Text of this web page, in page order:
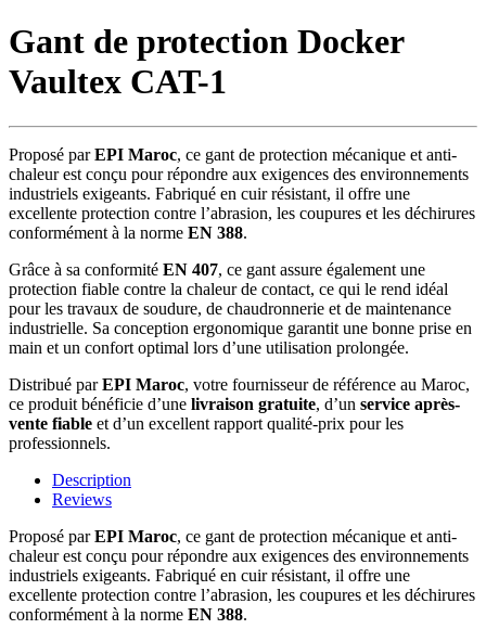
Gant de protection Docker
Vaultex CAT-1
Proposé parEPI Maroc, ce gant de protection mécanique et anti-
chaleur est conçu pour répondre aux exigences des environnements
industriels exigeants. Fabriqué en cuir résistant, il offre une
excellente protection contre l’abrasion, les coupures et les déchirures
conformément à la norme EN 388.
Grâce à sa conformité EN 407, ce gant assure également une
protection fiable contre la chaleur de contact, ce qui le rend idéal
pour les travaux de soudure, de chaudronnerie et de maintenance
industrielle. Sa conception ergonomique garantit une bonne prise en
main et un confort optimal lors d’une utilisation prolongée.
Distribué parEPI Maroc, votre fournisseur de référence au Maroc,
ce produit bénéficie d’une livraison gratuite, d’un service après-
vente fiable et d’un excellent rapport qualité-prix pour les
professionnels.
Description
Reviews
Proposé parEPI Maroc, ce gant de protection mécanique et anti-
chaleur est conçu pour répondre aux exigences des environnements
industriels exigeants. Fabriqué en cuir résistant, il offre une
excellente protection contre l’abrasion, les coupures et les déchirures
conformément à la norme EN 388.